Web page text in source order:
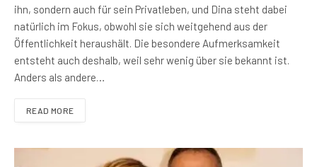
ihn, sondern auch für sein Privatleben, und Dina steht dabei
natürlich im Fokus, obwohl sie sich weitgehend aus der
Öffentlichkeit heraushält. Die besondere Aufmerksamkeit
entsteht auch deshalb, weil sehr wenig über sie bekannt ist.
Anders als andere…
READ MORE